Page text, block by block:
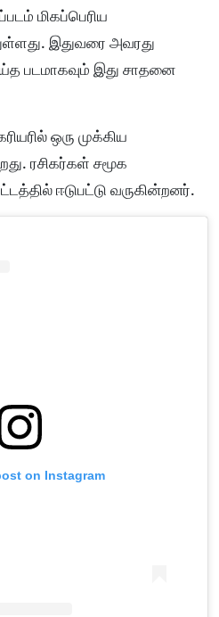
மிகப்பெரிய
இதுவரை அவரது
படமாகவும் இது சாதனை
ஒரு முக்கிய
ரசிகர்கள் சமூக
ஈடுபட்டு வருகின்றனர்.
on Instagram